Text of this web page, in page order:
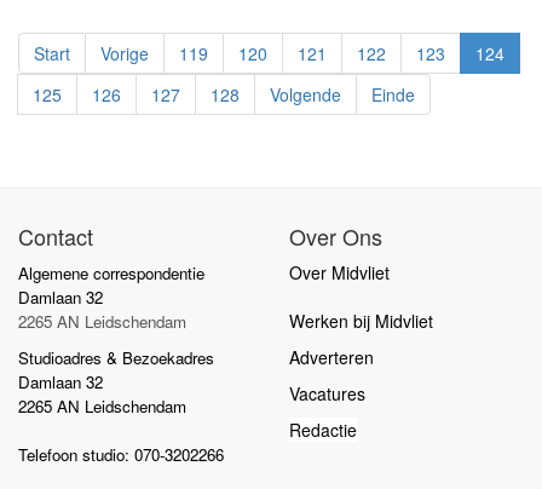
Start Vorige 119 120 121 122 123
124
125
126 127 128 Volgende Einde
Contact
Algemene correspondentie
Damlaan 32
2265 AN Leidschendam
Studioadres & Bezoekadres
Damlaan 32
2265 AN Leidschendam
Telefoon studio: 070-3202266
Over Ons
Over Midvliet
Werken bij Midvliet
Adverteren
Vacatures
Redactie